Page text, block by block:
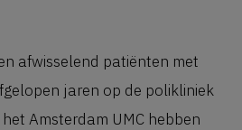
afwisselend patiënten met
jaren op de polikliniek
Amsterdam UMC hebben